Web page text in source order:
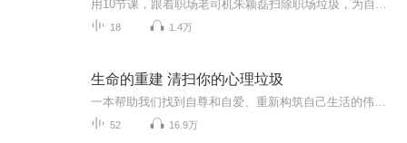
18 1.4万
生命的重建 清扫你的心理垃圾
52 16.9万